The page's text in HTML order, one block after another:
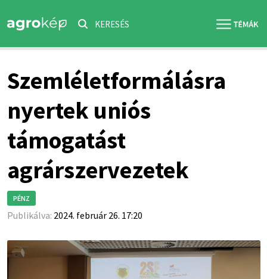
KERESÉS
Szemléletformálásra
nyertek uniós
támogatást
agrárszervezetek
PÉNZ
Publikálva: 2024. február 26. 17:20